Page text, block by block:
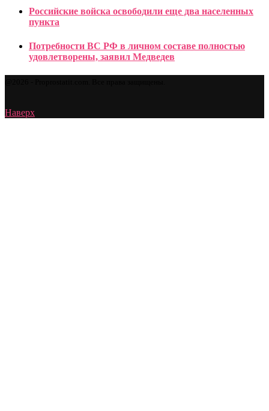
Российские войска освободили еще два населенных
пункта
Потребности ВС РФ в личном составе полностью
удовлетворены, заявил Медведев
Наверх